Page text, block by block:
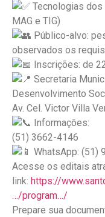
Tecnologias
MAG e TIG)
Público-alvo:
observados os
Inscrições: de
Secretaria
Desenvolvimento
Av. Cel. Victor Villa
Informações:
(51) 3662-4146
WhatsApp: (51)
Acesse os editais
link: https://
…/program…/
Prepare sua